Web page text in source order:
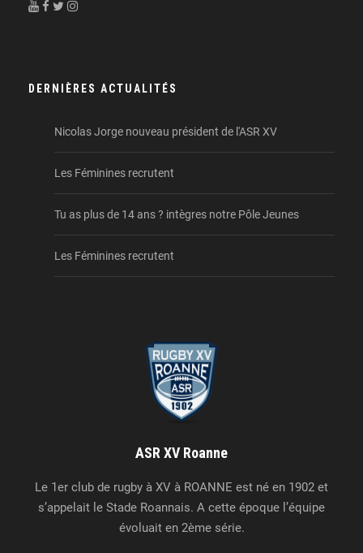
DERNIÈRES ACTUALITÉS
Nicolas Jorge nouveau président de l'ASR XV
Les Féminines recrutent
Tu as plus de 14 ans ? intègres notre Pôle Jeunes
Les Féminines recrutent
ASR XV Roanne
Le 1er club de rugby à XV à ROANNE est né en 1902 et
s’appelait le Stade Roannais. A cette époque l’équipe
évoluait en 2ème série.